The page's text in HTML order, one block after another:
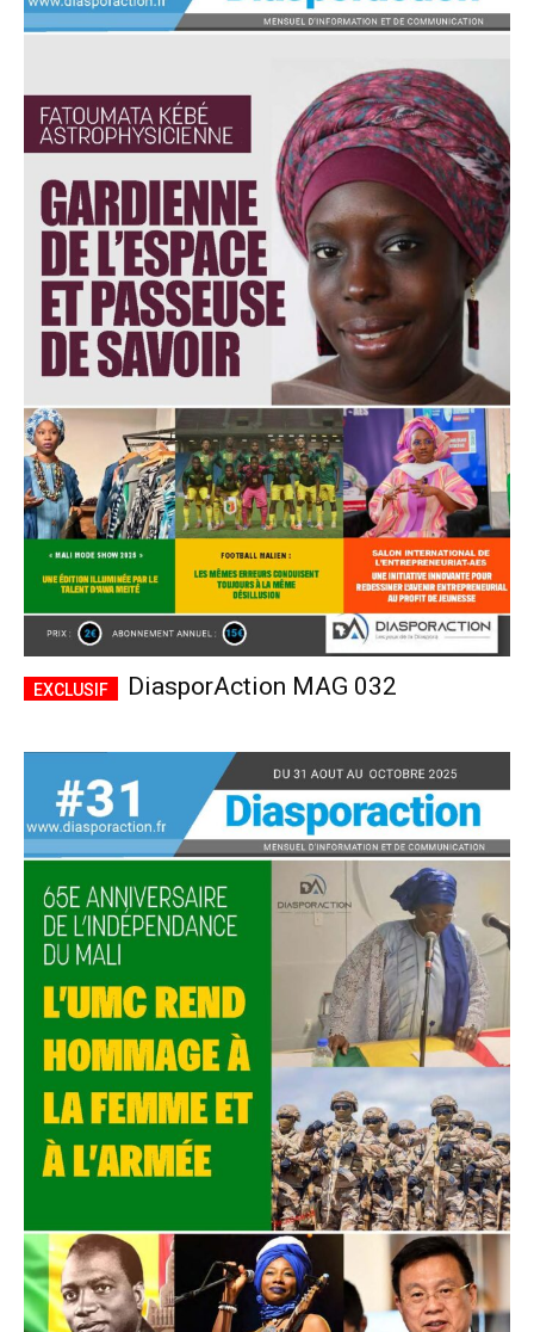
DiasporAction MAG 032